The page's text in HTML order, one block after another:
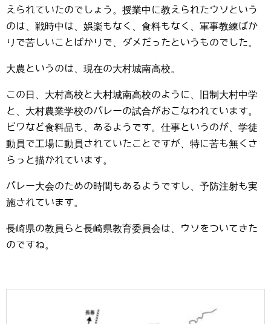
えられていたのでしょう。授業中に教えられたウソという
のは、戦時中は、娯楽もなく、食料もなく、軍事教練ばか
りで苦しいことばかりで、ダメだったというものでした。
大農というのは、現在の大村城南高校。
この日、大村高校と大村城南高校のように、旧制大村中学
と、大村農業学校のバレーの試合がおこなわれています。
ビワなど食料品も、あるようです。仕事というのが、学徒
動員で工場に動員されていたことですが、特に苦も無くさ
らっと描かれています。
バレー大会のための時間もあるようですし、予防注射も実
施されています。
長崎県の教員らと長崎県教育委員会は、ウソをついてきた
のですね。